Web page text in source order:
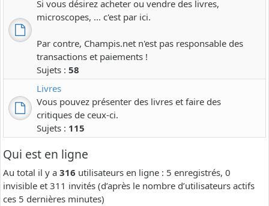
Si vous désirez acheter ou vendre des livres,
microscopes, ... c'est par ici.
Par contre, Champis.net n'est pas responsable des
transactions et paiements !
Sujets : 58
Livres
Vous pouvez présenter des livres et faire des
critiques de ceux-ci.
Sujets : 115
Qui est en ligne
Au total il y a 316 utilisateurs en ligne : 5 enregistrés, 0
invisible et 311 invités (d’après le nombre d’utilisateurs actifs
ces 5 dernières minutes)